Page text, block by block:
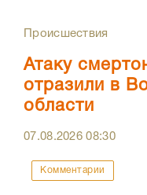
Происшествия
Атаку
отразили в
области
07.08.202608:30
Комментарии